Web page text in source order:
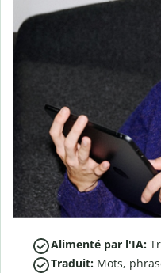
Alimenté par l'IA:
Traduit: Mots,